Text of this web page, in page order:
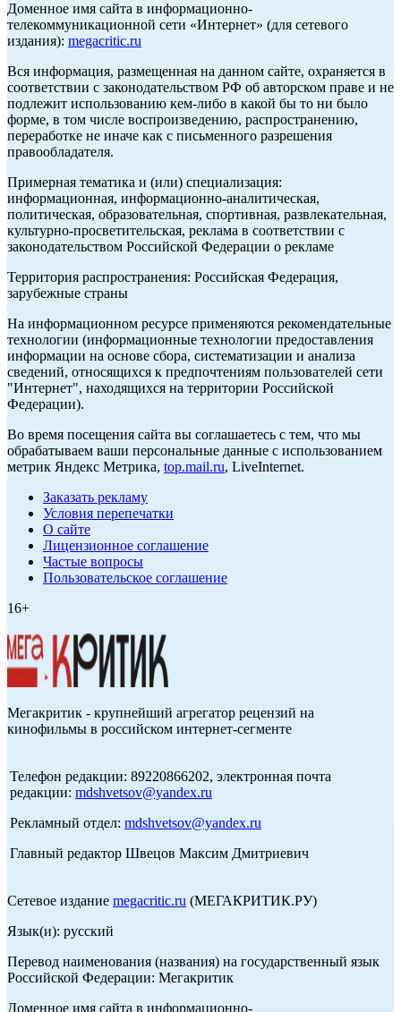
Доменное имя сайта в информационно-
телекоммуникационной сети «Интернет» (для сетевого
издания): megacritic.ru
Вся информация, размещенная на данном сайте, охраняется в
соответствии с законодательством РФ об авторском праве и не
подлежит использованию кем-либо в какой бы то ни было
форме, в том числе воспроизведению, распространению,
переработке не иначе как с письменного разрешения
правообладателя.
Примерная тематика и (или) специализация:
информационная, информационно-аналитическая,
политическая, образовательная, спортивная, развлекательная,
культурно-просветительская, реклама в соответствии с
законодательством Российской Федерации о рекламе
Территория распространения: Российская Федерация,
зарубежные страны
На информационном ресурсе применяются рекомендательные
технологии (информационные технологии предоставления
информации на основе сбора, систематизации и анализа
сведений, относящихся к предпочтениям пользователей сети
"Интернет", находящихся на территории Российской
Федерации).
Во время посещения сайта вы соглашаетесь с тем, что мы
обрабатываем ваши персональные данные с использованием
метрик Яндекс Метрика, top.mail.ru, LiveInternet.
Заказать рекламу
Условия перепечатки
О сайте
Лицензионное соглашение
Частые вопросы
Пользовательское соглашение
16+
Мегакритик - крупнейший агрегатор рецензий на
кинофильмы в российском интернет-сегменте
Телефон редакции: 89220866202, электронная почта
редакции: mdshvetsov@yandex.ru
Рекламный отдел: mdshvetsov@yandex.ru
Главный редактор Швецов Максим Дмитриевич
Сетевое издание megacritic.ru (МЕГАКРИТИК.РУ)
Язык(и): русский
Перевод наименования (названия) на государственный язык
Российской Федерации: Мегакритик
Доменное имя сайта в информационно-